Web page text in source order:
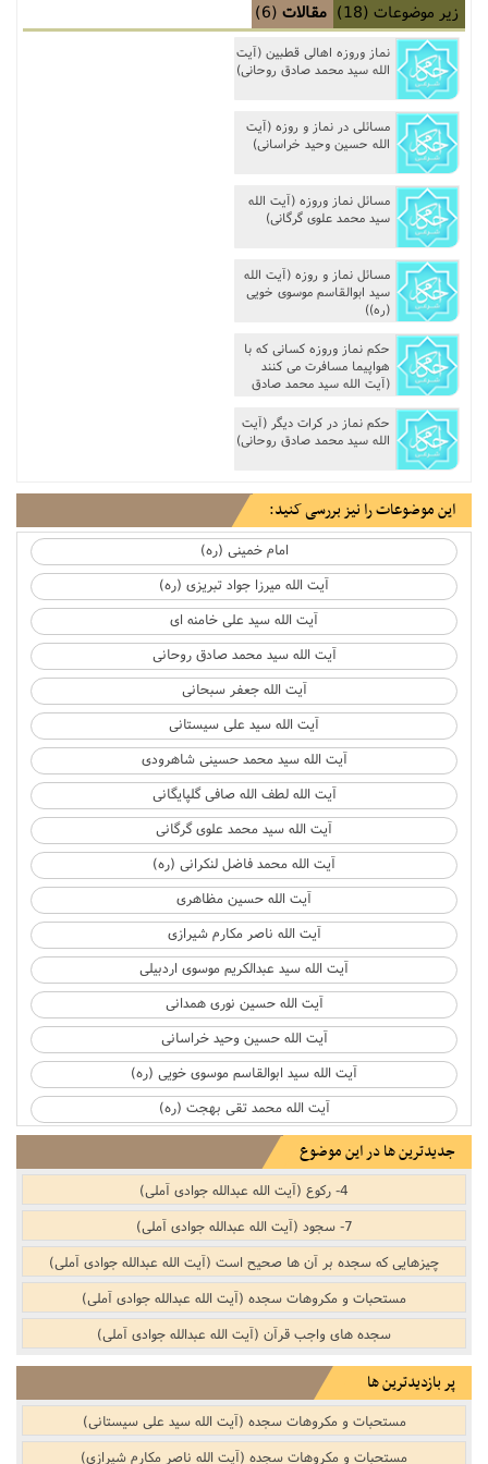
مناسک حج
عبادات
عقود
ایقاعات
احکام
اعتکاف
زندگی نامه مراجع تقلید
کتابخانه
زیر موضوعات (18) مقالات (6)
نماز وروزه اهالى قطبین (آیت
الله سید محمد صادق روحانی)
مسائلى در نماز و روزه (آیت
الله حسین وحید خراسانی)
مسائل نماز وروزه (آیت الله
سید محمد علوی گرگانی)
مسائل نماز و روزه (آیت الله
سید ابوالقاسم موسوی خویی
(ره))
حکم نماز وروزه کسانى که با
هواپیما مسافرت مى کنند
(آیت الله سید محمد صادق
حکم نماز در کرات دیگر (آیت
الله سید محمد صادق روحانی)
این موضوعات را نیز بررسی کنید:
امام خمینی (ره)
آیت الله میرزا جواد تبریزی (ره)
آیت الله سید علی خامنه ای
آیت الله سید محمد صادق روحانی
آیت الله جعفر سبحانی
آیت الله سید علی سیستانی
آیت الله سید محمد حسینی شاهرودی
آیت الله لطف الله صافی گلپایگانی
آیت الله سید محمد علوی گرگانی
آیت الله محمد فاضل لنکرانی (ره)
آیت الله حسین مظاهری
آیت الله ناصر مکارم شیرازی
آیت الله سید عبدالکریم موسوی اردبیلی
آیت الله حسین نوری همدانی
آیت الله حسین وحید خراسانی
آیت الله سید ابوالقاسم موسوی خویی (ره)
آیت الله محمد تقی بهجت (ره)
جدیدترین ها در این موضوع
4- رکوع (آیت الله عبدالله جوادی آملی)
7- سجود (آیت الله عبدالله جوادی آملی)
چیزهایی که سجده بر آن ها صحیح است (آیت الله عبدالله جوادی آملی)
مستحبات و مکروهات سجده (آیت الله عبدالله جوادی آملی)
سجده های واجب قرآن (آیت الله عبدالله جوادی آملی)
پر بازدیدترین ها
مستحبات و مکروهات سجده (آیت الله سید علی سیستانی)
مستحبات و مکروهات سجده (آیت الله ناصر مکارم شیرازی)